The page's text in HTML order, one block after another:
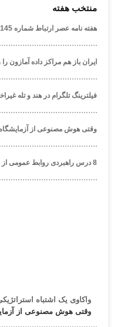
منتخب هفته
هفته نامه عصر ارتباط شماره 1145
ایران باز هم مراکز داده آمازون را
فیلترینگ تلگرام در هند و تله
وقتی هوش مصنوعی از
8 درس راهبردی روابط عمومی از بحران‌های ۲۰۲۵
واکاوی یک اشتباه
وقتی هوش مصنوعی از